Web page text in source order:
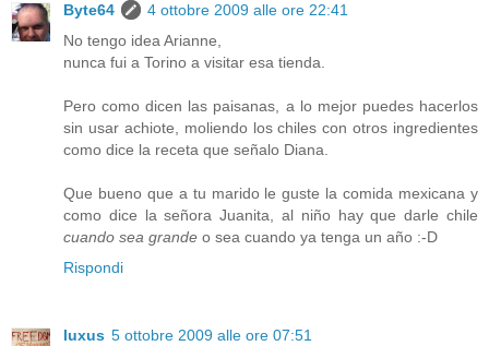
Byte64
4 ottobre 2009 alle ore 22:41
No tengo idea Arianne,
nunca fui a Torino a visitar esa tienda.
Pero como dicen las paisanas, a lo mejor puedes hacerlos
sin usar achiote, moliendo los chiles con otros ingredientes
como dice la receta que señalo Diana.
Que bueno que a tu marido le guste la comida mexicana y
como dice la señora Juanita, al niño hay que darle chile
cuando sea grande o sea cuando ya tenga un año :-D
Rispondi
luxus 5 ottobre 2009 alle ore 07:51